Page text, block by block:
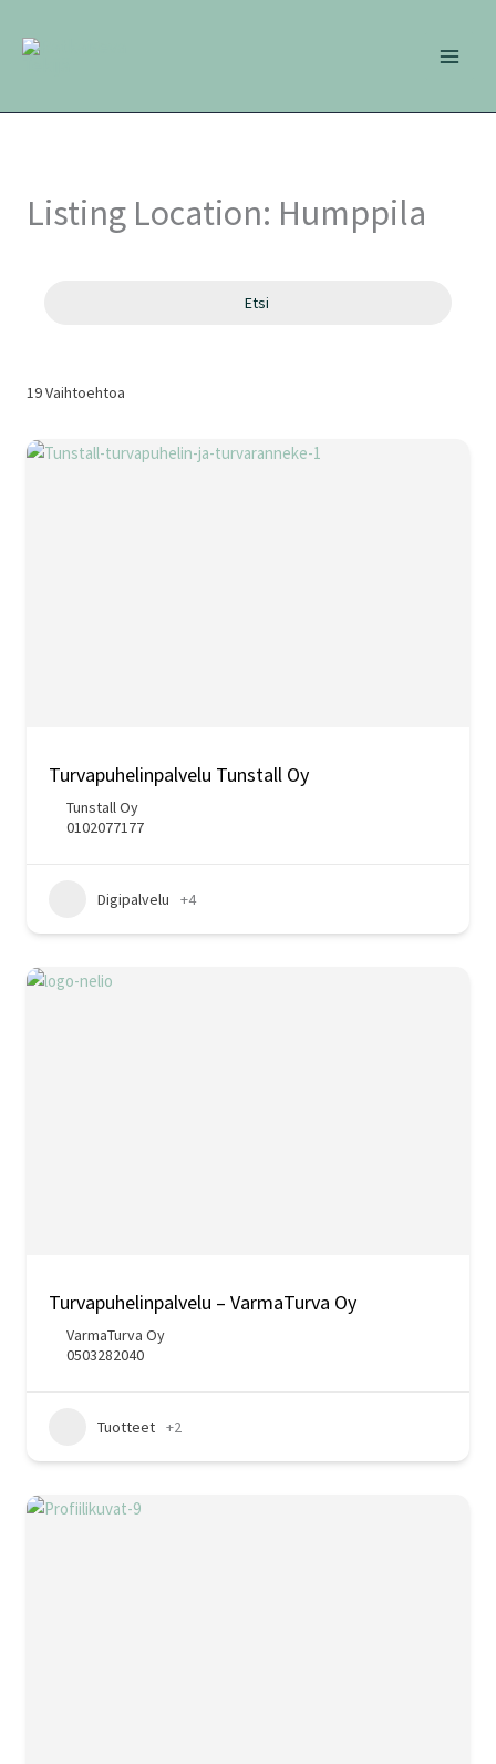
sisältöön
Listing Location: Humppila
Etsi
19Vaihtoehtoa
Turvapuhelinpalvelu Tunstall Oy
Tunstall Oy
0102077177
Digipalvelu +4
Turvapuhelinpalvelu – VarmaTurva Oy
VarmaTurva Oy
0503282040
Tuotteet +2